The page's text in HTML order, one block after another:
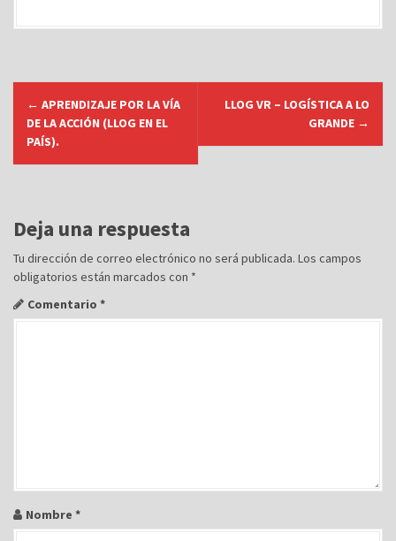
e
a
c
i
ó
n
a
d
← APRENDIZAJE POR LA VÍA
DE LA ACCIÓN (LLOG EN EL
PAÍS).
LLOG VR – LOGÍSTICA A LO
GRANDE →
Deja una respuesta
Tu dirección de correo electrónico no será publicada. Los campos
obligatorios están marcados con *
Comentario *
Nombre *